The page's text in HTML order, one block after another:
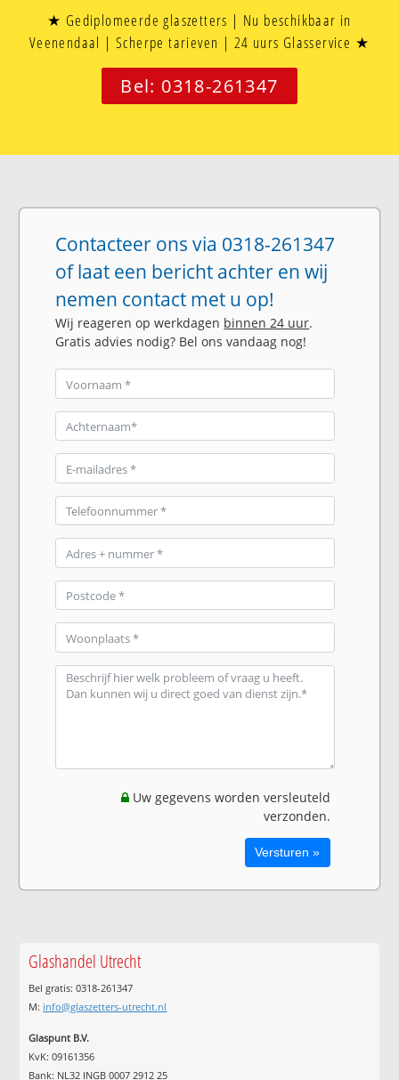
★ Gediplomeerde glaszetters | Nu beschikbaar in
Veenendaal | Scherpe tarieven | 24 uurs Glasservice ★
Bel: 0318-261347
Contacteer ons via 0318-261347
of laat een bericht achter en wij
nemen contact met u op!
Wij reageren op werkdagen binnen 24 uur.
Gratis advies nodig? Bel ons vandaag nog!
Uw gegevens worden versleuteld
verzonden.
Glashandel Utrecht
Bel gratis: 0318-261347
M: info@glaszetters-utrecht.nl
Glaspunt B.V.
KvK: 09161356
Bank: NL32 INGB 0007 2912 25